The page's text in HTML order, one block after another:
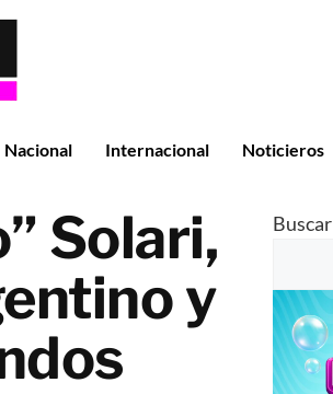
Nacional Internacional Noticieros
Solari,
y
Buscar